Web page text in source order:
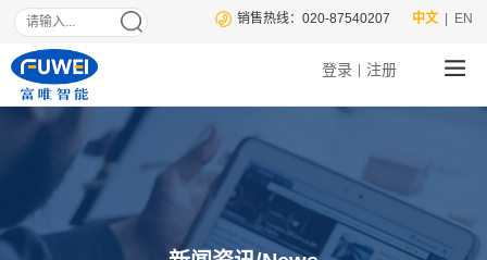
| EN
中文
销售热线：020-87540207
登录 注册